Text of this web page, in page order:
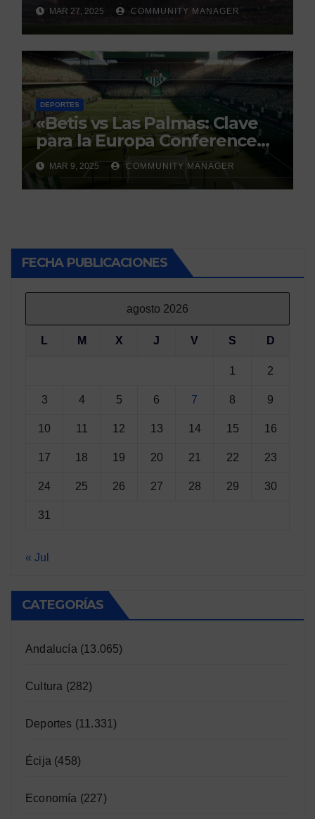
debate
MAR 27, 2025 COMMUNITY MANAGER
DEPORTES
«Betis vs Las Palmas: Clave
para la Europa Conference
League»
MAR 9, 2025 COMMUNITY MANAGER
FECHA PUBLICACIONES
agosto 2026
L M X J V S D
1 2
3 4 5 6 7 8 9
10 11 12 13 14 15 16
17 18 19 20 21 22 23
24 25 26 27 28 29 30
31
« Jul
CATEGORÍAS
Andalucía (13.065)
Cultura (282)
Deportes (11.331)
Écija (458)
Economía (227)